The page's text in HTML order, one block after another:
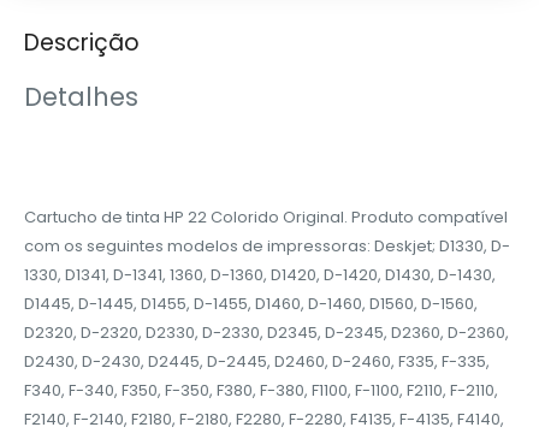
Descrição
Detalhes
Cartucho de tinta HP 22 Colorido Original. Produto compatível
com os seguintes modelos de impressoras: Deskjet; D1330, D-
1330, D1341, D-1341, 1360, D-1360, D1420, D-1420, D1430, D-1430,
D1445, D-1445, D1455, D-1455, D1460, D-1460, D1560, D-1560,
D2320, D-2320, D2330, D-2330, D2345, D-2345, D2360, D-2360,
D2430, D-2430, D2445, D-2445, D2460, D-2460, F335, F-335,
F340, F-340, F350, F-350, F380, F-380, F1100, F-1100, F2110, F-2110,
F2140, F-2140, F2180, F-2180, F2280, F-2280, F4135, F-4135, F4140,